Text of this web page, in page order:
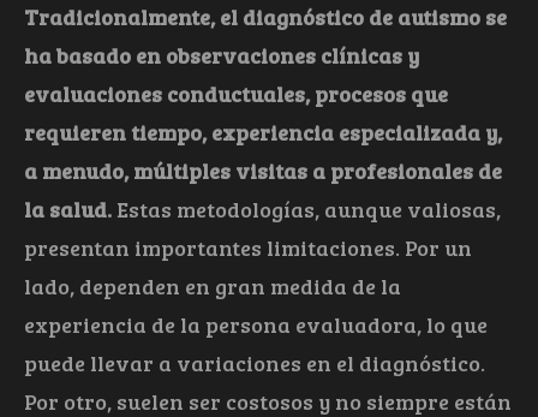
Tradicionalmente, el diagnóstico de autismo se
ha basado en observaciones clínicas y
evaluaciones conductuales, procesos que
requieren tiempo, experiencia especializada y,
a menudo, múltiples visitas a profesionales de
la salud. Estas metodologías, aunque valiosas,
presentan importantes limitaciones. Por un
lado, dependen en gran medida de la
experiencia de la persona evaluadora, lo que
puede llevar a variaciones en el diagnóstico.
Por otro, suelen ser costosos y no siempre están